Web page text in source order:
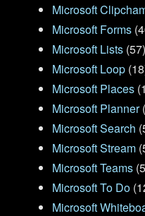
Microsoft
Microsoft Forms
Microsoft Lists (57)
Microsoft Loop
Microsoft Places
Microsoft Planner
Microsoft Search
Microsoft Stream
Microsoft Teams
Microsoft To Do
Microsoft